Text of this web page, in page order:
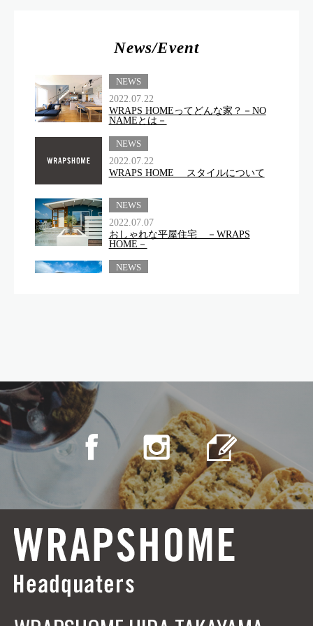
News/Event
NEWS
2022.07.22
WRAPS HOMEってどんな家？－NO
NAMEとは－
NEWS
2022.07.22
WRAPS HOME スタイルについて
NEWS
2022.07.07
おしゃれな平屋住宅 －WRAPS
HOME－
NEWS
埼玉県上尾市にWRAPS HOME
SAITAMA AGEOが加わりました
NEWS
2021.09.21
飛騨高山にWRAPS HOME HIDA
TAKAYAMAが加わりました
2020.10.19
WRAPSHOME HASHIMA（羽島）ウェ
ブサイトオープン
NEWS
2020.06.04
各務原市にて）WRAPSHOME岐阜東